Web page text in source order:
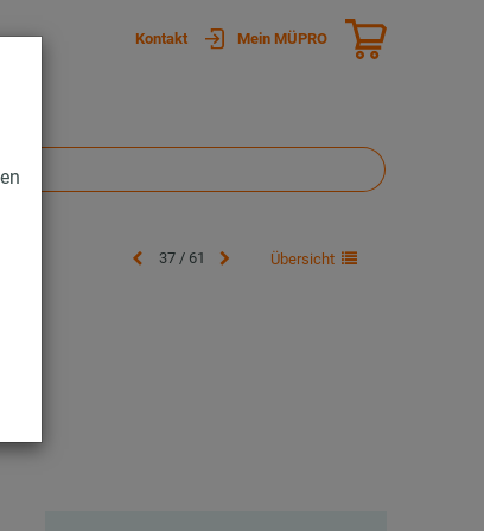
Kontakt Mein MÜPRO
37 / 61 Übersicht